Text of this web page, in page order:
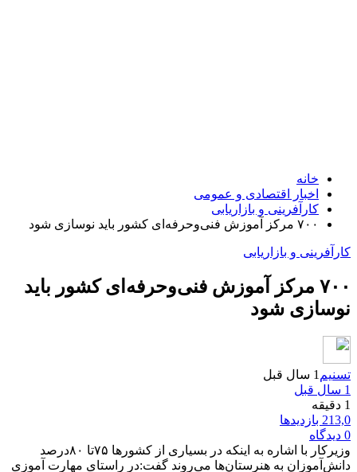
خانه
اخبار اقتصادی و عمومی
کارآفرینی و بازاریابی
۷۰۰ مرکز آموزش فنی‌وحرفه‌ای کشور باید نوسازی شود
کارآفرینی و بازاریابی
۷۰۰ مرکز آموزش فنی‌وحرفه‌ای کشور باید
نوسازی شود
تسنیم 1 سال قبل
1 سال قبل
1 دقیقه
213,0 بازدیدها
0 دیدگاه
وزیرکار با اشاره به اینکه در بسیاری از کشورها ۷۵تا ۸۰درصد
دانش‌آموزان به هنرستان‌ها می‌روند گفت:در راستای مهارت آموزی